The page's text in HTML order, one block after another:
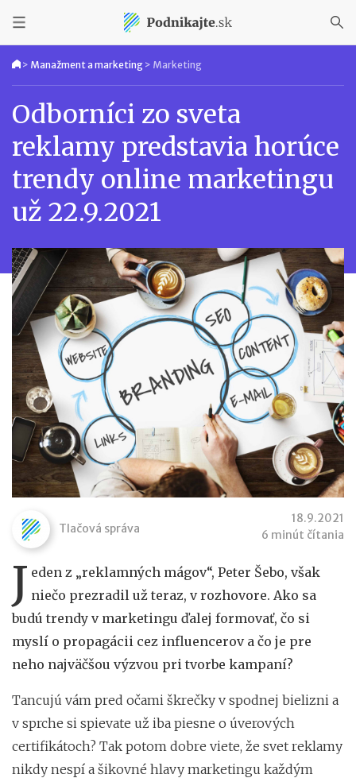
> Manažment a marketing > Marketing
Odborníci zo sveta
reklamy predstavia horúce
trendy online marketingu
už 22.9.2021
Tlačová správa
18.9.2021
6 minút čítania
J eden z „reklamných mágov“, Peter Šebo, však
niečo prezradil už teraz, v rozhovore. Ako sa
budú trendy v marketingu ďalej formovať, čo si
myslí o propagácii cez influencerov a čo je pre
neho najväčšou výzvou pri tvorbe kampaní?
Tancujú vám pred očami škrečky v spodnej bielizni a
v sprche si spievate už iba piesne o úverových
certifikátoch? Tak potom dobre viete, že svet reklamy
nikdy nespí a šikovné hlavy marketingu každým